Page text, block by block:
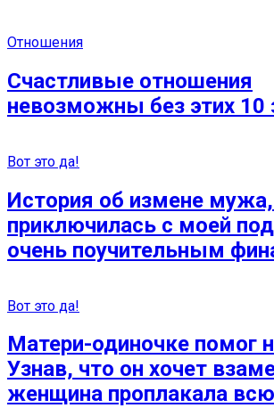
Отношения
Счастливые отношения
невозможны без этих 10
Вот это да!
История об измене
приключилась с моей
очень поучительным
Вот это да!
Матери-одиночке помог
Узнав, что он хочет
женщина проплакала